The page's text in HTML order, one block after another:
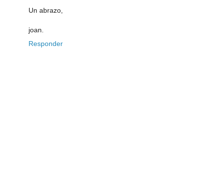
Un abrazo,
joan.
Responder